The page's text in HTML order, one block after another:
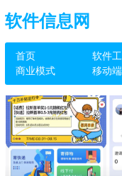
软件信息网
首页 软件
商业模式
移动